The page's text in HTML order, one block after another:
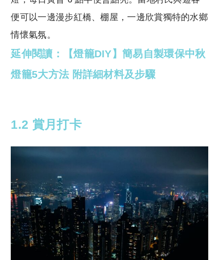
便可以一邊漫步紅橋、棚屋，一邊欣賞獨特的水鄉
情懷氣氛。
延伸閱讀：【燈籠DIY】簡易自製環保中秋
燈籠5大方法 附詳細材料及步驟
1.2 賞月打卡